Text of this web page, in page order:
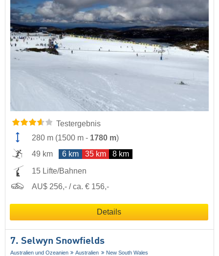
Testergebnis
280 m (1500 m - 1780 m)
49 km
6 km 35 km 8 km
15 Lifte/Bahnen
AU$ 256,- / ca. € 156,-
Details
7. Selwyn Snowfields
Australien und Ozeanien Australien New South Wales